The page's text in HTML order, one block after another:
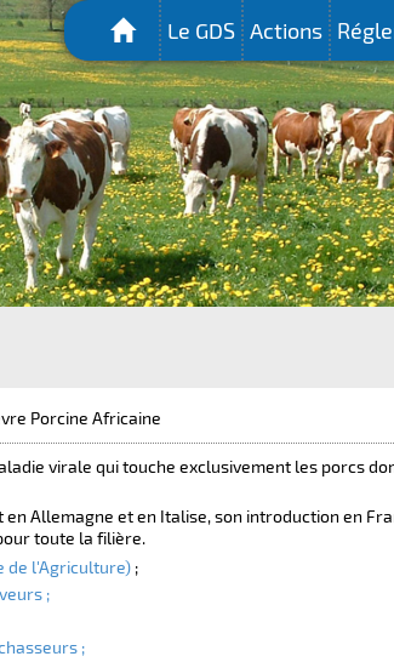
Le GDS Actions
Porcine Africaine
virale qui touche exclusivement les porcs
Allemagne et en Italise, son introduction en
toute la filière.
de l'Agriculture) ;
;
;